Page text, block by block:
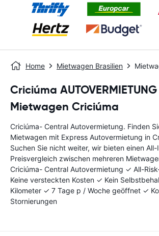
Home Mietwagen Brasilien
Criciúma
Mietwagen Criciúma
Criciúma- Central Autovermietung. Finden
Mietwagen mit Express Autovermietung in
Suchen Sie nicht weiter, wir bieten einen
Preisvergleich zwischen mehreren
Criciúma- Central Autovermietung ✓ All-
Keine versteckten Kosten ✓ Kein
Kilometer ✓ 7 Tage p / Woche geöffnet ✓
Stornierungen